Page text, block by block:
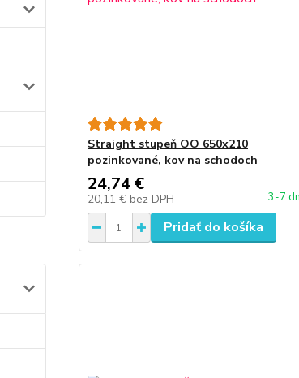
Straight stupeň OO 650x210
pozinkované, kov na schodoch
24,74 €
20,11 € bez DPH 3-7
Pridať do košíka